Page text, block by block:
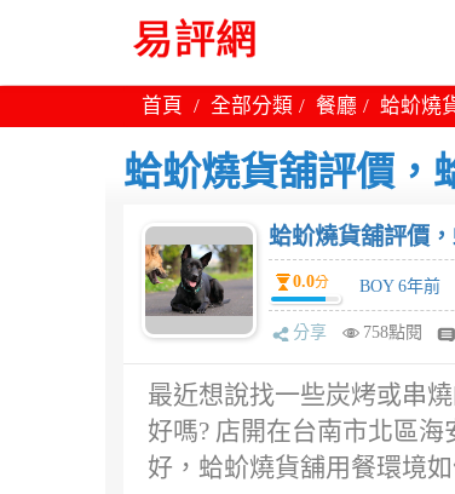
首頁 全部分類 餐廳 蛤蚧燒
蛤蚧燒貨舖評價，
蛤蚧燒貨舖評價
0.0分 BOY 6年前
分享 758點閱
最近想說找一些炭烤或串
好嗎? 店開在台南市北區
好，蛤蚧燒貨舖用餐環境